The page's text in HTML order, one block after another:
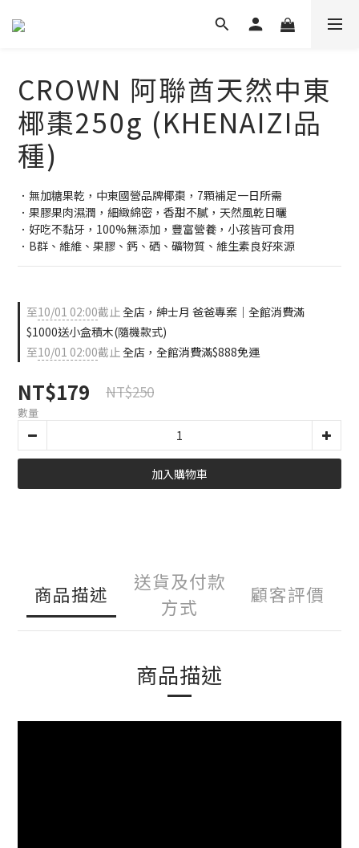
CROWN 阿聯酋天然中東
椰棗250g (KHENAIZI品
種)
．無加糖果乾，中東國營品牌椰棗，7顆補足一日所需
．果膠果肉濕潤，細緻綿密，香甜不膩，天然風乾日曬
．好吃不黏牙，100%無添加，豐富營養，小孩皆可食用
．B群、維維、果膠、鈣、硒、礦物質、維生素良好來源
至10/01 02:00截止全店，紳士月 爸爸專案｜全館消費滿
$1000送小盒積木(隨機款式)
至10/01 02:00截止全店，全館消費滿$888免運
NT$179 NT$250
數量
加入購物車
商品描述
送貨及付款
方式
顧客評價
商品描述